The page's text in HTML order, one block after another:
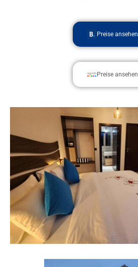
Preise ansehen
Preise ansehen